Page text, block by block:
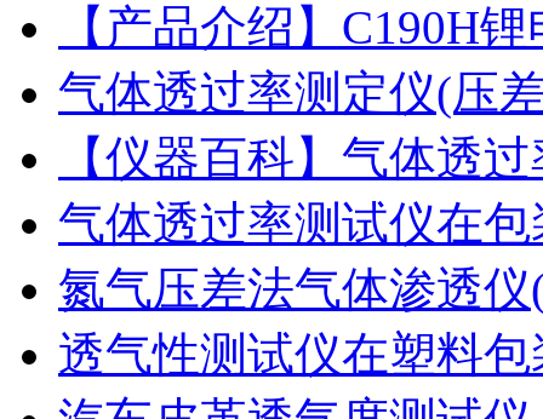
【产品介绍】C190H
气体透过率测定仪(压
【仪器百科】气体透
气体透过率测试仪在
氮气压差法气体渗透
透气性测试仪在塑料